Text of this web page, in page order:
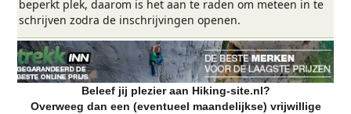
beperkt plek, daarom is het aan te raden om meteen in te
schrijven zodra de inschrijvingen openen.
Beleef jij plezier aan Hiking-site.nl?
Overweeg dan een (eventueel maandelijkse) vrijwillige